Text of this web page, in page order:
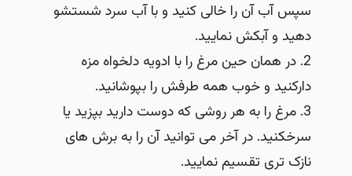
سپس آب آن را خالی کنید و با آب سرد شستشو
دهید و آبکش نمایید.
2. در همان حین مرغ را با ادویه دلخواه مزه
دارکنید و خوب همه طرفش را بپوشانید.
3. مرغ را به هر روشی که دوست دارید بپزید یا
سرخکنید. در آخر می توانید آن را به برش های
نازک تری تقسیم نمایید.